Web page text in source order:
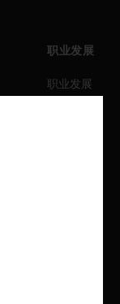
职业发展
职业发展